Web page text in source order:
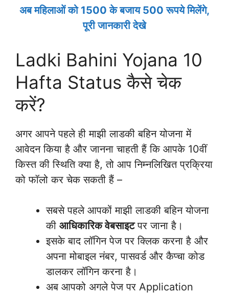
अब महिलाओं को 1500 के बजाय 500 रूपये मिलेंगे,
पूरी जानकारी देखे
Ladki Bahini Yojana 10
Hafta Status कैसे चेक
करें?
अगर आपने पहले ही माझी लाडकी बहिन योजना में
आवेदन किया है और जानना चाहती हैं कि आपके 10वीं
किस्त की स्थिति क्या है, तो आप निम्नलिखित प्रक्रिया
को फॉलो कर चेक सकती हैं –
सबसे पहले आपकों माझी लाडकी बहिन योजना
की आधिकारिक वेबसाइटपर जाना है।
इसके बाद लॉगिन पेज पर क्लिक करना है और
अपना मोबाइल नंबर, पासवर्ड और कैप्चा कोड
डालकर लॉगिन करना है।
अब आपको अगले पेज पर Application